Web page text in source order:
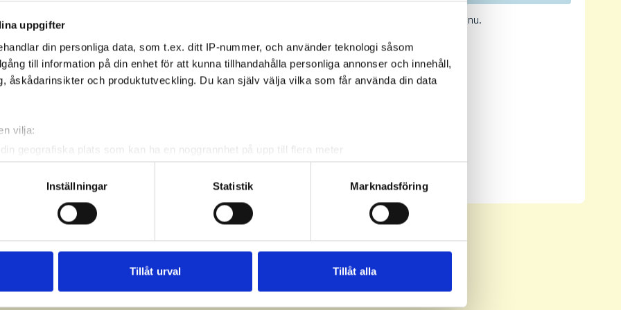
uppgifter
din personliga data, som t.ex. ditt IP-nummer, och använder teknologi såsom
till information på din enhet för att kunna tillhandahålla personliga annonser och innehåll,
åskådarinsikter och produktutveckling. Du kan själv välja vilka som får använda din data
vilja:
geografiska plats som kan ha en noggrannhet på upp till flera meter
att aktivt skanna den för specifika kännetecken (fingeravtryck)
uppgifter behandlas och ställ in dina preferenser i
detaljsektionen. Du kan ändra
som helst från cookie-förklaringen.
trafik. Vi vidarebefordrar även sådana identifierare och annan information från din enhet
och analysföretag som vi samarbetar med. Dessa kan i sin tur kombinera informationen
Inställningar Statistik Marknadsföring
Tillåt urval Tillåt alla
Inga resultat tillgängliga ännu.
Se full leaderboard